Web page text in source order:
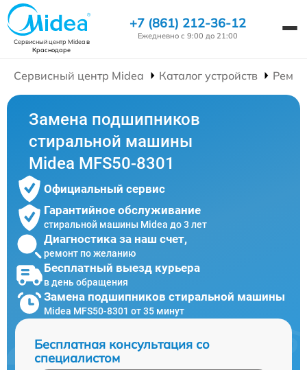
Сервисный центр Mideaв
Краснодаре
+7 (861) 212-36-12
Ежедневно с 9:00 до 21:00
Сервисный центр Midea Каталог устройств
Замена подшипников
стиральной машины
Midea MFS50-8301
Официальный сервис
Гарантийное обслуживание
стиральной машины Midea до 3 лет
Диагностика за наш счет,
ремонт по желанию
Бесплатный выезд курьера
в день обращения
Замена подшипников стиральной машины
Midea MFS50-8301 от 35 минут
Бесплатная консультация со
специалистом